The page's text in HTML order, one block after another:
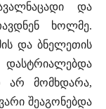
და
ხოლმე.
და ბნელეთის
არ მომხდარა,
შეაგონებდა